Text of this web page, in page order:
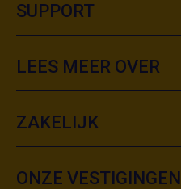
SUPPORT
LEES MEER OVER
ZAKELIJK
ONZE VESTIGINGEN